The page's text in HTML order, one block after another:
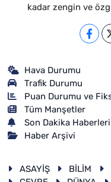
kadar zengin ve
Hava Durumu
Trafik Durumu
Puan Durumu ve
Tüm Manşetler
Son Dakika Haberleri
Haber Arşivi
ASAYİŞ BİLİM